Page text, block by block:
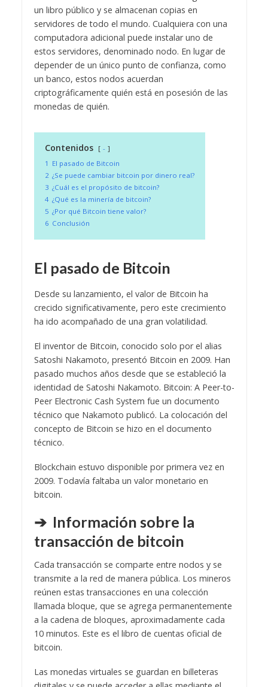
un libro público y se almacenan copias en
servidores de todo el mundo. Cualquiera con una
computadora adicional puede instalar uno de
estos servidores, denominado nodo. En lugar de
depender de un único punto de confianza, como
un banco, estos nodos acuerdan
criptográficamente quién está en posesión de las
monedas de quién.
Contenidos
-
1 El pasado de Bitcoin
2 ¿Se puede cambiar bitcoin por dinero real?
3 ¿Cuál es el propósito de bitcoin?
4 ¿Qué es la minería de bitcoin?
5 ¿Por qué Bitcoin tiene valor?
6 Conclusión
El pasado de Bitcoin
Desde su lanzamiento, el valor de Bitcoin ha
crecido significativamente, pero este crecimiento
ha ido acompañado de una gran volatilidad.
El inventor de Bitcoin, conocido solo por el alias
Satoshi Nakamoto, presentó Bitcoin en 2009. Han
pasado muchos años desde que se estableció la
identidad de Satoshi Nakamoto. Bitcoin: A Peer-to-
Peer Electronic Cash System fue un documento
técnico que Nakamoto publicó. La colocación del
concepto de Bitcoin se hizo en el documento
técnico.
Blockchain estuvo disponible por primera vez en
2009. Todavía faltaba un valor monetario en
bitcoin.
➔ Información sobre la
transacción de bitcoin
Cada transacción se comparte entre nodos y se
transmite a la red de manera pública. Los mineros
reúnen estas transacciones en una colección
llamada bloque, que se agrega permanentemente
a la cadena de bloques, aproximadamente cada
10 minutos. Este es el libro de cuentas oficial de
bitcoin.
Las monedas virtuales se guardan en billeteras